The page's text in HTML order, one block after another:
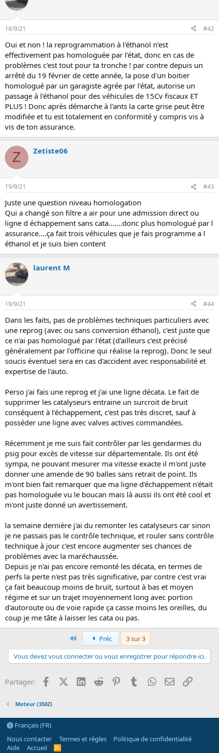
18/9/21 #42
Oui et non ! la reprogrammation à l'éthanol n'est
effectivement pas homologuée par l'état, donc en cas de
problèmes c'est tout pour ta tronche ! par contre depuis un
arrêté du 19 février de cette année, la pose d'un boitier
homologué par un garagiste agrée par l'état, autorise un
passage à l'éthanol pour des véhicules de 15Cv fiscaux ET
PLUS ! Donc après démarche à l'ants la carte grise peut être
modifiée et tu est totalement en conformité y compris vis à
vis de ton assurance.
Z Zetiste06
19/9/21 #43
Juste une question niveau homologation
Qui a changé son filtre a air pour une admission direct ou
ligne d échappement sans cata.......donc plus homologué par l
assurance....ça fait trois véhicules que je fais programme a l
éthanol et je suis bien content
laurent M
19/9/21 #44
Dans les faits, pas de problèmes techniques particuliers avec
une reprog (avec ou sans conversion éthanol), c'est juste que
ce n'ai pas homologué par l'état (d'ailleurs c'est précisé
généralement par l'officine qui réalise la reprog). Donc le seul
soucis éventuel sera en cas d'accident avec responsabilité et
expertise de l'auto.
Perso j'ai fais une reprog et j'ai une ligne décata. Le fait de
supprimer les catalyseurs entraine un surcroit de bruit
conséquent à l'échappement, c'est pas très discret, sauf à
posséder une ligne avec valves actives commandées.
Récemment je me suis fait contrôler par les gendarmes du
psig pour excès de vitesse sur départementale. Ils ont été
sympa, ne pouvant mesurer ma vitesse exacte il m'ont juste
donner une amende de 90 balles sans retrait de point. Ils
m'ont bien fait remarquer que ma ligne d'échappement n'était
pas homologuée vu le boucan mais là aussi ils ont été cool et
m'ont juste donné un avertissement.
la semaine dernière j'ai du remonter les catalyseurs car sinon
je ne passais pas le contrôle technique, et rouler sans contrôle
technique à jour c'est encore augmenter ses chances de
problèmes avec la maréchaussée.
Depuis je n'ai pas encore remonté les décata, en termes de
perfs la perte n'est pas très significative, par contre c'est vrai
ça fait beaucoup moins de bruit, surtout à bas et moyen
régime et sur un trajet moyennement long avec portion
d'autoroute ou de voie rapide ça casse moins les oreilles, du
coup je me tâte à laisser les cata ou pas.
PremierPréc
3 sur 3
Vous devez vous connecter ou vous enregistrer pour répondre ici.
Partager: FacebookX (Twitter)
LinkedInReddit PinterestTumblrWhatsApp
EmailLien
Moteur (350Z)
Français (FR)
Nous contacter
Termes et règles
Politique de confidentialité
Aide
Accueil
R